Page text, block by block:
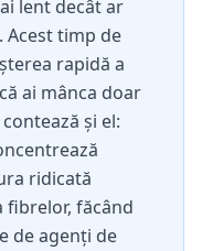
lent decât ar
Acest timp de
rapidă a
ai mânca doar
și el:
ridicată
făcând
de agenți de